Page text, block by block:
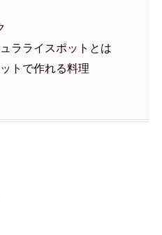
ラライスポットとは
トで作れる料理